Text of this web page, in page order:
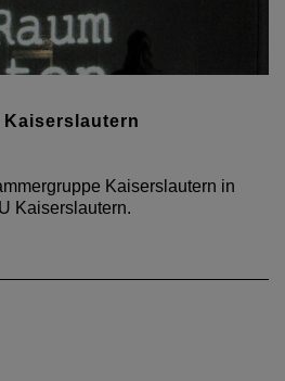
Kaiserslautern in
Kaiserslautern.